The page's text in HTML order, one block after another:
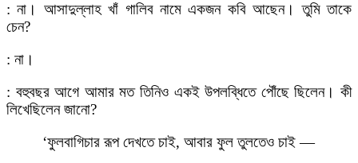
: না। আসাদুল্লাহ খাঁ গালিব নামে একজন কবি আছেন। তুমি তাকে
চেন?
: না।
: বহুবছর আগে আমার মত তিনিও একই উপলব্ধিতে পৌঁছে ছিলেন। কী
লিখেছিলেন জানো?
‘ফুলবাগিচার রূপ দেখতে চাই, আবার ফুল তুলতেও চাই —